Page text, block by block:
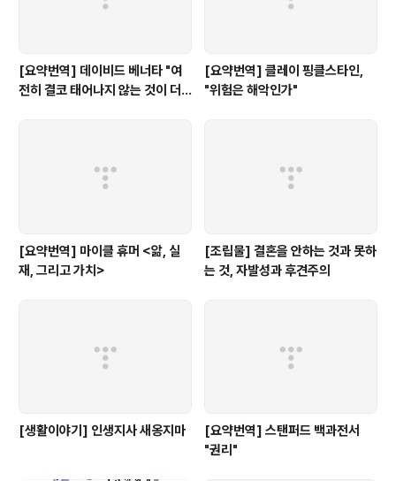
[요약번역] 데이비드 베너타 "여
전히 결코 태어나지 않는 것이 더
[요약번역] 클레이 핑클스타인,
"위험은 해악인가"
[요약번역] 마이클 휴머 <앎, 실
재, 그리고 가치>
[조립물] 결혼을 안하는 것과 못하
는 것, 자발성과 후견주의
[생활이야기] 인생지사 새옹지마
[요약번역] 스탠퍼드 백과전서
"권리"